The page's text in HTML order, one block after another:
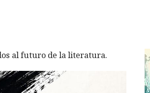
al futuro de la literatura.